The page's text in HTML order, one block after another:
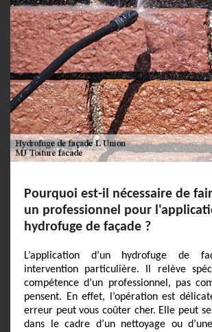
Pourquoi est-il nécessaire de
un professionnel pour
hydrofuge de façade ?
L’application d’un hydrofuge de
intervention particulière. Il relève
compétence d’un professionnel, pas
pensent. En effet, l’opération est
erreur peut vous coûter cher. Elle peut
dans le cadre d’un nettoyage ou